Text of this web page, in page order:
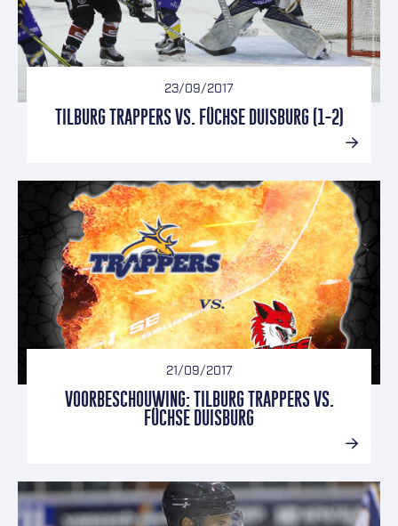
23/09/2017
TILBURG TRAPPERS VS. FÜCHSE DUISBURG (1-2)
21/09/2017
VOORBESCHOUWING: TILBURG TRAPPERS VS.
FÜCHSE DUISBURG